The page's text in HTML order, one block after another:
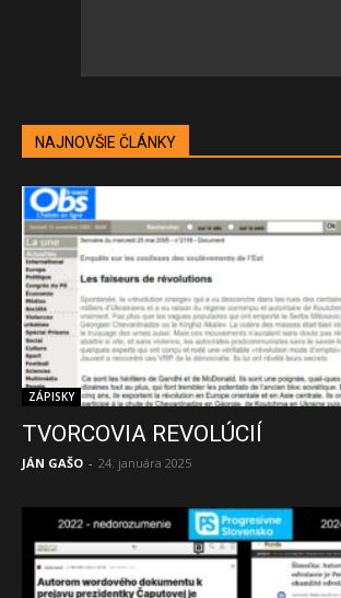
NAJNOVŠIE ČLÁNKY
ZÁPISKY
TVORCOVIA REVOLÚCIÍ
JÁN GAŠO - 24. januára 2025